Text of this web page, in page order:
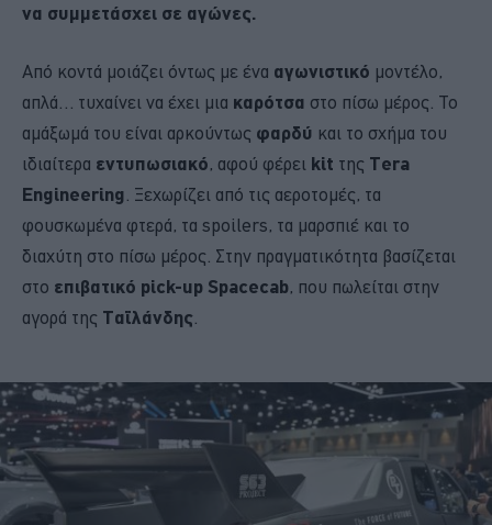
να συμμετάσχει σε αγώνες.
Από κοντά μοιάζει όντως με ένα αγωνιστικό μοντέλο,
απλά… τυχαίνει να έχει μια καρότσα στο πίσω μέρος. Το
αμάξωμά του είναι αρκούντως φαρδύ και το σχήμα του
ιδιαίτερα εντυπωσιακό, αφού φέρει kit της Tera
Engineering . Ξεχωρίζει από τις αεροτομές, τα
φουσκωμένα φτερά, τα spoilers, τα μαρσπιέ και το
διαχύτη στο πίσω μέρος. Στην πραγματικότητα βασίζεται
στο επιβατικό pick-up Spacecab, που πωλείται στην
αγορά της Ταϊλάνδης